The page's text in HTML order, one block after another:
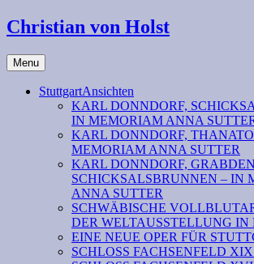
Christian von Holst
Menu
StuttgartAnsichten
KARL DONNDORF,
IN MEMORIAM ANNA
KARL DONNDORF,
MEMORIAM ANNA SUTTER
KARL DONNDORF,
SCHICKSALSBRUNNEN – IN
ANNA SUTTER
SCHWÄBISCHE
DER WELTAUSSTELLUNG IN
EINE NEUE OPER FÜR
SCHLOSS FACHSENFELD